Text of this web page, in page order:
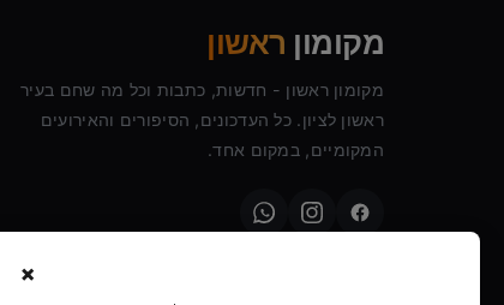
מקומון ראשון
מקומון ראשון - חדשות, כתבות וכל מה שחם בעיר
ראשון לציון. כל העדכונים, הסיפורים והאירועים
המקומיים, במקום אחד.
×